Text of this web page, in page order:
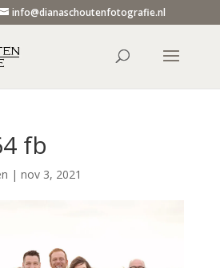
info@dianaschoutenfotografie.nl
fb
| nov 3, 2021